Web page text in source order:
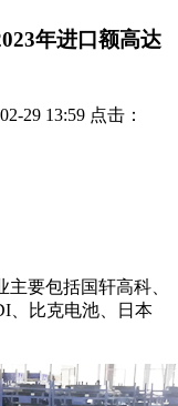
年进口额高达
29 13:59 点击：
要包括国轩高科、
、比克电池、日本